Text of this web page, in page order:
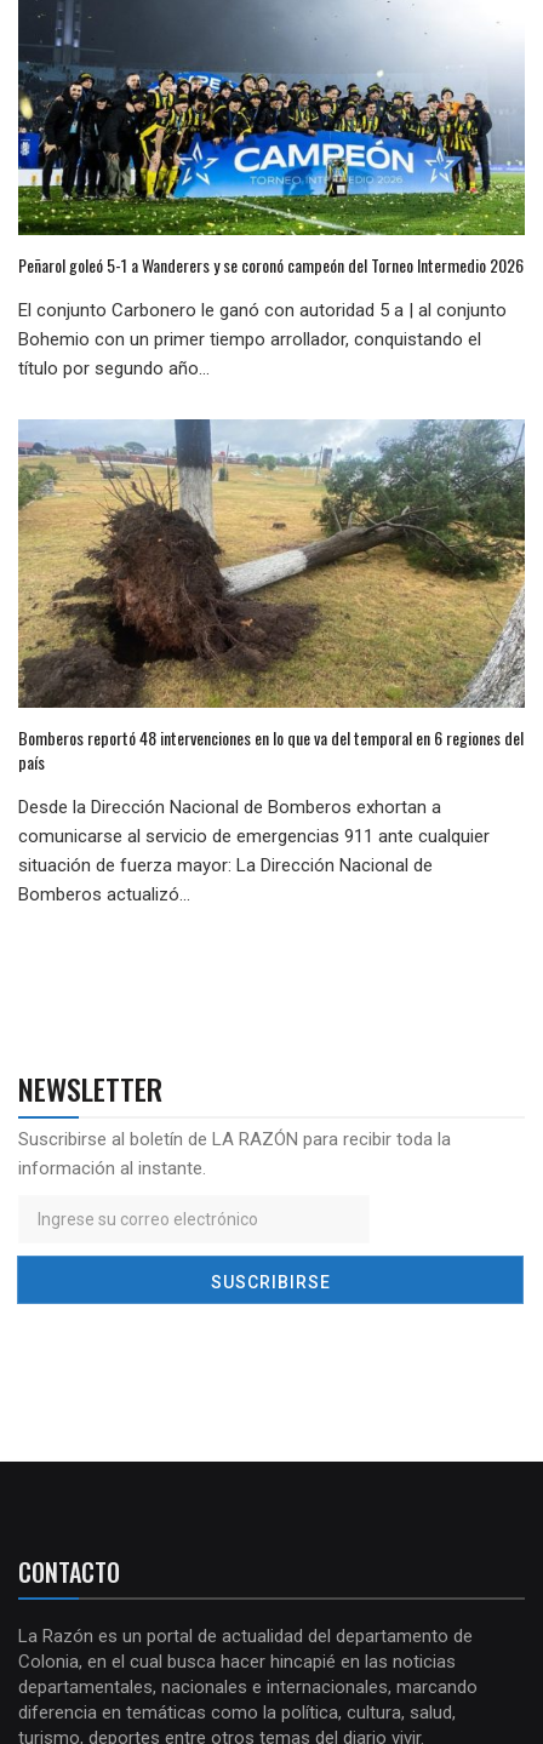
Peñarol goleó 5-1 a Wanderers y se coronó campeón del Torneo Intermedio 2026
El conjunto Carbonero le ganó con autoridad 5 a | al conjunto
Bohemio con un primer tiempo arrollador, conquistando el
título por segundo año...
Bomberos reportó 48 intervenciones en lo que va del temporal en 6 regiones del
país
Desde la Dirección Nacional de Bomberos exhortan a
comunicarse al servicio de emergencias 911 ante cualquier
situación de fuerza mayor: La Dirección Nacional de
Bomberos actualizó...
NEWSLETTER
Suscribirse al boletín de LA RAZÓN para recibir toda la
información al instante.
CONTACTO
La Razón es un portal de actualidad del departamento de
Colonia, en el cual busca hacer hincapié en las noticias
departamentales, nacionales e internacionales, marcando
diferencia en temáticas como la política, cultura, salud,
turismo, deportes entre otros temas del diario vivir.